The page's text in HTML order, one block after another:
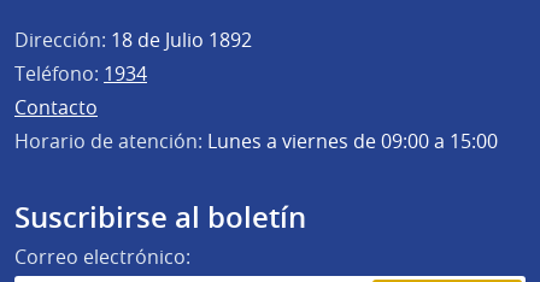
Dirección: 18 de Julio 1892
Teléfono: 1934
Contacto
Horario de atención: Lunes a viernes de 09:00 a 15:00
Suscribirse al boletín
Correo electrónico: